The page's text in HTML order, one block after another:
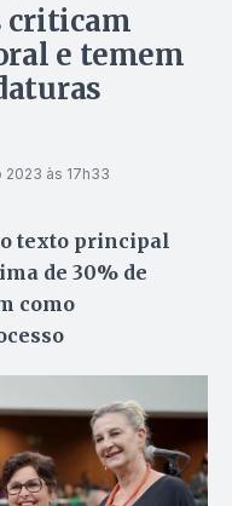
criticam
e temem
às 17h33
texto principal
de 30% de
como